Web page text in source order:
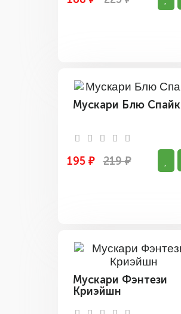
Мускари Блю Спайк
195 ₽ 219 ₽
Мускари Фэнтези
Криэйшн